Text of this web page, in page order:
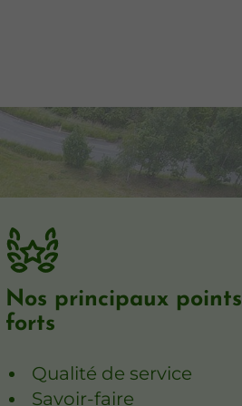
Nos principaux points
forts
Qualité de service
Savoir-faire